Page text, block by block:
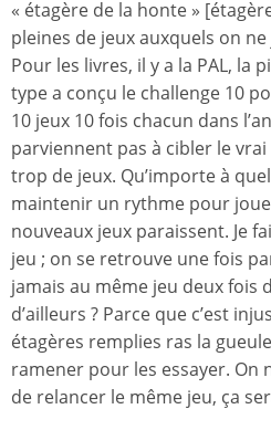
« étagère de la honte »
pleines de jeux auxquels on
Pour les livres, il y a la PAL, la
type a conçu le challenge 10
10 jeux 10 fois chacun dans
parviennent pas à cibler le
trop de jeux. Qu’importe à
maintenir un rythme pour
nouveaux jeux paraissent. Je
jeu ; on se retrouve une fois
jamais au même jeu deux fois
d’ailleurs ? Parce que c’est
étagères remplies ras la
ramener pour les essayer. On
de relancer le même jeu, ça